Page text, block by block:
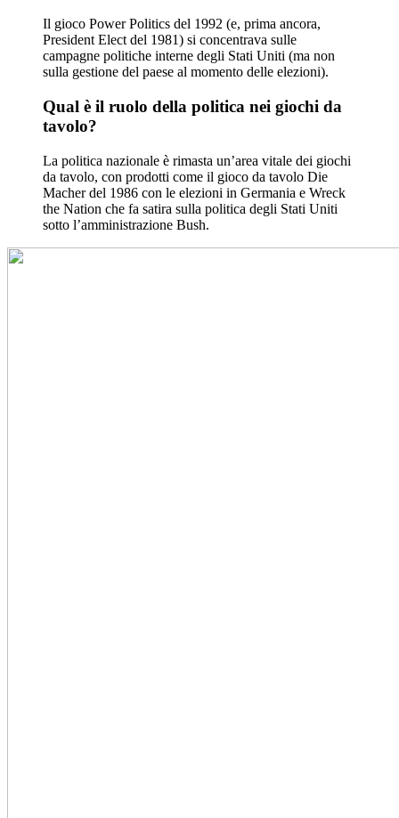
Il gioco Power Politics del 1992 (e, prima ancora,
President Elect del 1981) si concentrava sulle
campagne politiche interne degli Stati Uniti (ma non
sulla gestione del paese al momento delle elezioni).
Qual è il ruolo della politica nei giochi da
tavolo?
La politica nazionale è rimasta un’area vitale dei giochi
da tavolo, con prodotti come il gioco da tavolo Die
Macher del 1986 con le elezioni in Germania e Wreck
the Nation che fa satira sulla politica degli Stati Uniti
sotto l’amministrazione Bush.